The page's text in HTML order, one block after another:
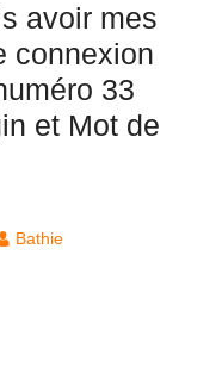
avoir mes
connexion
33
et Mot de
Bathie